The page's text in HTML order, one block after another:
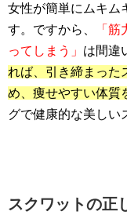
女性が簡単にムキム
す。ですから、
「
ってしまう」 は間違
れば、引き締まった
め、痩せやすい体質
グで健康的な美しい
スクワットの正